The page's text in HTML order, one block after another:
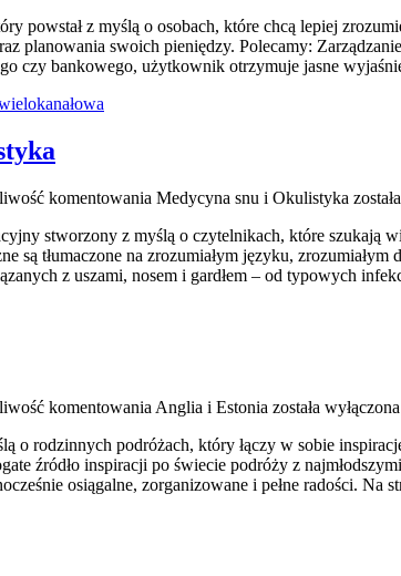
powstał z myślą o osobach, które chcą lepiej
planowania swoich pieniędzy. Polecamy:
czy bankowego, użytkownik otrzymuje jasne
komentowania Medycyna snu i Okulistyka
stworzony z myślą o czytelnikach, które szukają
są tłumaczone na zrozumiałym języku,
z uszami, nosem i gardłem – od typowych
komentowania Anglia i Estonia została wyłączona
o rodzinnych podróżach, który łączy w sobie
źródło inspiracji po świecie podróży z
osiągalne, zorganizowane i pełne radości.